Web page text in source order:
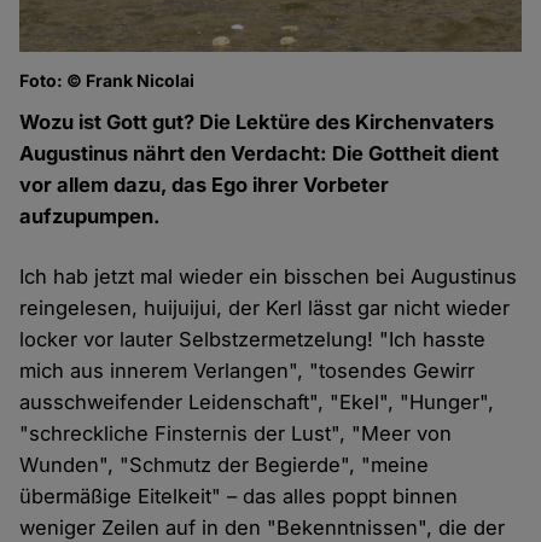
Foto: © Frank Nicolai
Wozu ist Gott gut? Die Lektüre des Kirchenvaters
Augustinus nährt den Verdacht: Die Gottheit dient
vor allem dazu, das Ego ihrer Vorbeter
aufzupumpen.
Ich hab jetzt mal wieder ein bisschen bei Augustinus
reingelesen, huijuijui, der Kerl lässt gar nicht wieder
locker vor lauter Selbstzermetzelung! "Ich hasste
mich aus innerem Verlangen", "tosendes Gewirr
ausschweifender Leidenschaft", "Ekel", "Hunger",
"schreckliche Finsternis der Lust", "Meer von
Wunden", "Schmutz der Begierde", "meine
übermäßige Eitelkeit" – das alles poppt binnen
weniger Zeilen auf in den "Bekenntnissen", die der